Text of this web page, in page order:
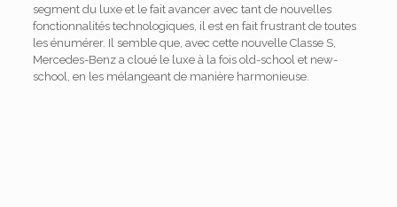
segment du luxe et le fait avancer avec tant de nouvelles
fonctionnalités technologiques, il est en fait frustrant de toutes
les énumérer. Il semble que, avec cette nouvelle Classe S,
Mercedes-Benz a cloué le luxe à la fois old-school et new-
school, en les mélangeant de manière harmonieuse.